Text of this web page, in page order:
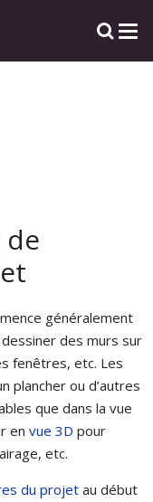
généralement
des murs sur
fenêtres, etc. Les
plancher ou d’autres
que dans la vue
en vue 3D pour
etc.
du projet au début